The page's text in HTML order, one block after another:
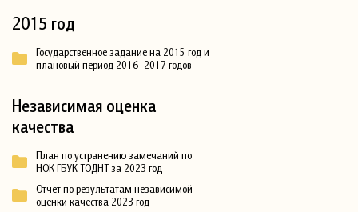
2015 год
Государственное задание на 2015 год и
плановый период 2016–2017 годов
Независимая оценка
качества
План по устранению замечаний по
НОК ГБУК ТОДНТ за 2023 год
Отчет по результатам независимой
оценки качества 2023 год